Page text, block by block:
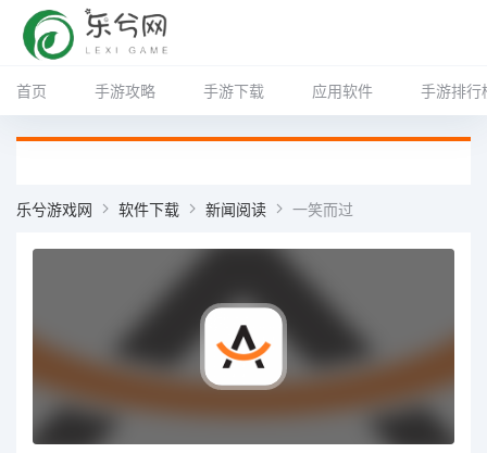
首页 手游攻略 手游下载 应用软件 手游排行
乐兮游戏网 软件下载 新闻阅读 一笑而过